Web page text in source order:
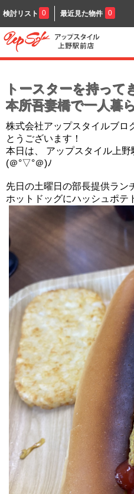
検討リスト 0 最近見た物件 0
トースターを持っ
本所吾妻橋で一人暮
株式会社アップスタイルブロ
とうございます！
本日は、 アップスタイル上
(＠°▽°＠)ﾉ
先日の土曜日の部長提供ラン
ホットドッグにハッシュポテ